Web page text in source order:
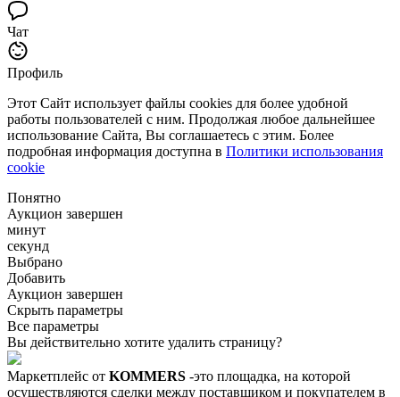
Чат
Профиль
Этот Сайт использует файлы cookies для более удобной
работы пользователей с ним. Продолжая любое дальнейшее
использование Сайта, Вы соглашаетесь с этим. Более
подробная информация доступна в Политики использования
cookie
Понятно
Аукцион завершен
минут
секунд
Выбрано
Добавить
Аукцион завершен
Скрыть параметры
Все параметры
Вы действительно хотите удалить страницу?
Маркетплейс от KOMMERS -это площадка, на которой
осуществляются сделки между поставщиком и покупателем в